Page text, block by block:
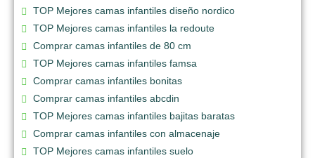
TOP Mejores camas infantiles diseño nordico
TOP Mejores camas infantiles la redoute
Comprar camas infantiles de 80 cm
TOP Mejores camas infantiles famsa
Comprar camas infantiles bonitas
Comprar camas infantiles abcdin
TOP Mejores camas infantiles bajitas baratas
Comprar camas infantiles con almacenaje
TOP Mejores camas infantiles suelo